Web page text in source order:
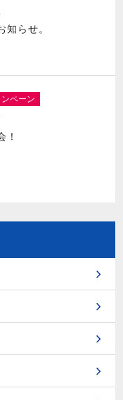
知らせ。
ペーン
！